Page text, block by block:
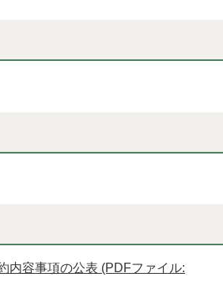
内容事項の公表 (PDFファイル: